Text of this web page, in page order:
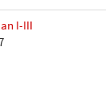
I-III